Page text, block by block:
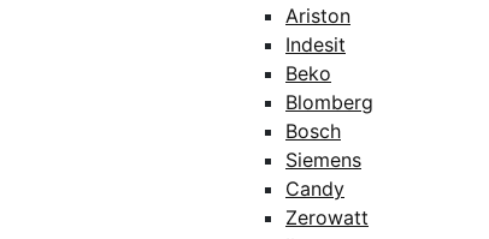
Ariston
Indesit
Beko
Blomberg
Bosch
Siemens
Candy
Zerowatt